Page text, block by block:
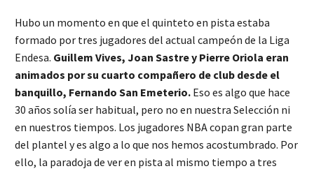
Hubo un momento en que el quinteto en pista estaba
formado por tres jugadores del actual campeón de la Liga
Endesa. Guillem Vives, Joan Sastre y Pierre Oriola eran
animados por su cuarto compañero de club desde el
banquillo, Fernando San Emeterio. Eso es algo que hace
30 años solía ser habitual, pero no en nuestra Selección ni
en nuestros tiempos. Los jugadores NBA copan gran parte
del plantel y es algo a lo que nos hemos acostumbrado. Por
ello, la paradoja de ver en pista al mismo tiempo a tres